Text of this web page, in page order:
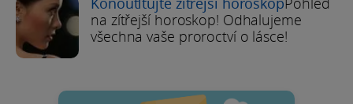
na zítřejší horoskop! Odhalujeme
všechna vaše proroctví o lásce!